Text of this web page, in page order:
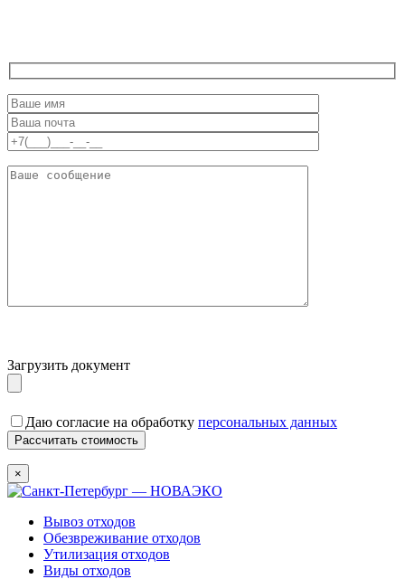
Загрузить документ
Даю согласие на обработку персональных данных
×
Вывоз отходов
Обезвреживание отходов
Утилизация отходов
Виды отходов